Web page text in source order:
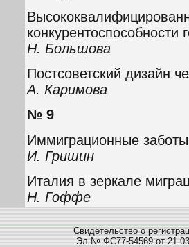
конкурентоспособности
Н. Большова
Постсоветский дизайн
А. Каримова
№ 9
Иммиграционные
И. Гришин
Италия в зеркале
Н. Гоффе
Свидетельство о
Эл № ФС77-54569 от